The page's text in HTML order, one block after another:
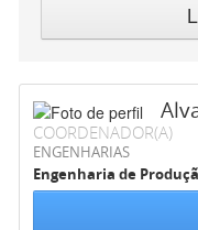
COORDENADOR(A)
ENGENHARIAS
Engenharia de